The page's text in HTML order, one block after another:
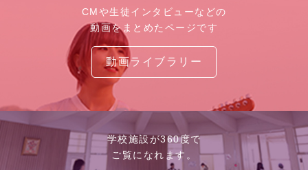
CMや生徒インタビューなどの
動画をまとめたページです
動画ライブラリー
学校施設が360度で
ご覧になれます。